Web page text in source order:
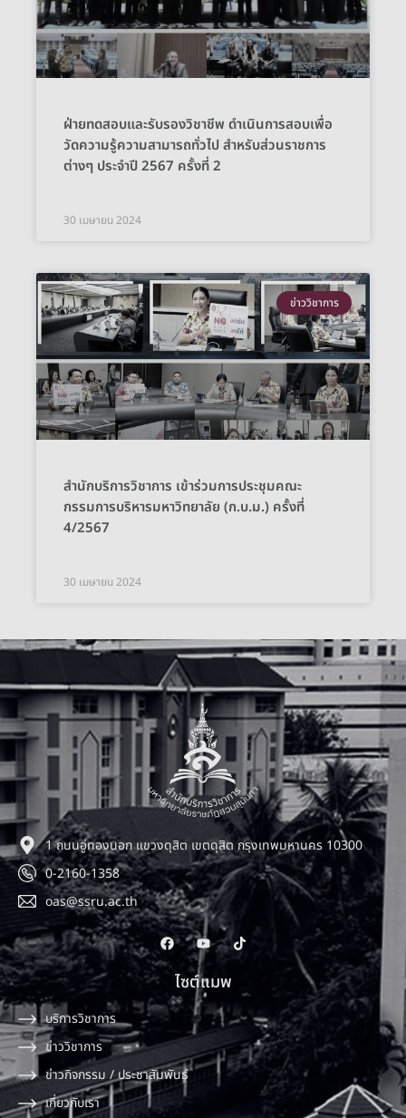
ฝ่ายทดสอบและรับรองวิชาชีพ ดำเนินการสอบเพื่อ
วัดความรู้ความสามารถทั่วไป สำหรับส่วนราชการ
ต่างๆ ประจำปี 2567 ครั้งที่ 2
30 เมษายน 2024
ข่าววิชาการ
สำนักบริการวิชาการ เข้าร่วมการประชุมคณะ
กรรมการบริหารมหาวิทยาลัย (ก.บ.ม.) ครั้งที่
4/2567
30 เมษายน 2024
1 ถนนอู่ทองนอก แขวงดุสิต เขตดุสิต กรุงเทพมหานคร 10300
0-2160-1358
oas@ssru.ac.th
ไซต์แมพ
บริการวิชาการ
ข่าววิชาการ
ข่าวกิจกรรม / ประชาสัมพันธ์
เกี่ยวกับเรา